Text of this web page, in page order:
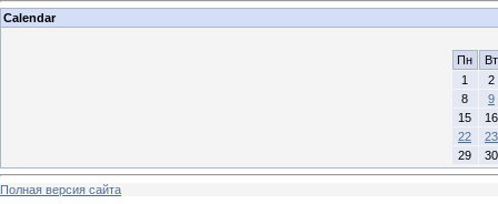
Calendar
Пн
Вт
1
2
8
9
15
16
22
23
29
30
Полная версия сайта